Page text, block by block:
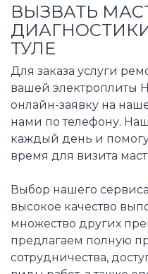
ВЫЗВАТЬ
ТУЛЕ
Для заказа услуги
вашей электроплиты
онлайн-заявку на
нами по телефону.
каждый день и
время для визита
Выбор нашего
высокое качество
множество других
предлагаем полную
сотрудничества,